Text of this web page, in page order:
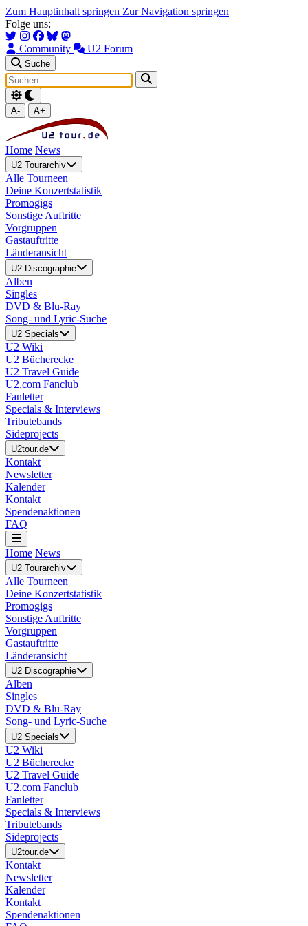
Zum Hauptinhalt springen Zur Navigation springen
Folge uns:
Community U2 Forum
Suche
A- A+
Home News
U2 Tourarchiv
Alle Tourneen
Deine Konzertstatistik
Promogigs
Sonstige Auftritte
Vorgruppen
Gastauftritte
Länderansicht
U2 Discographie
Alben
Singles
DVD & Blu-Ray
Song- und Lyric-Suche
U2 Specials
U2 Wiki
U2 Bücherecke
U2 Travel Guide
U2.com Fanclub
Fanletter
Specials & Interviews
Tributebands
Sideprojects
U2tour.de
Kontakt
Newsletter
Kalender
Kontakt
Spendenaktionen
FAQ
Home News
U2 Tourarchiv
Alle Tourneen
Deine Konzertstatistik
Promogigs
Sonstige Auftritte
Vorgruppen
Gastauftritte
Länderansicht
U2 Discographie
Alben
Singles
DVD & Blu-Ray
Song- und Lyric-Suche
U2 Specials
U2 Wiki
U2 Bücherecke
U2 Travel Guide
U2.com Fanclub
Fanletter
Specials & Interviews
Tributebands
Sideprojects
U2tour.de
Kontakt
Newsletter
Kalender
Kontakt
Spendenaktionen